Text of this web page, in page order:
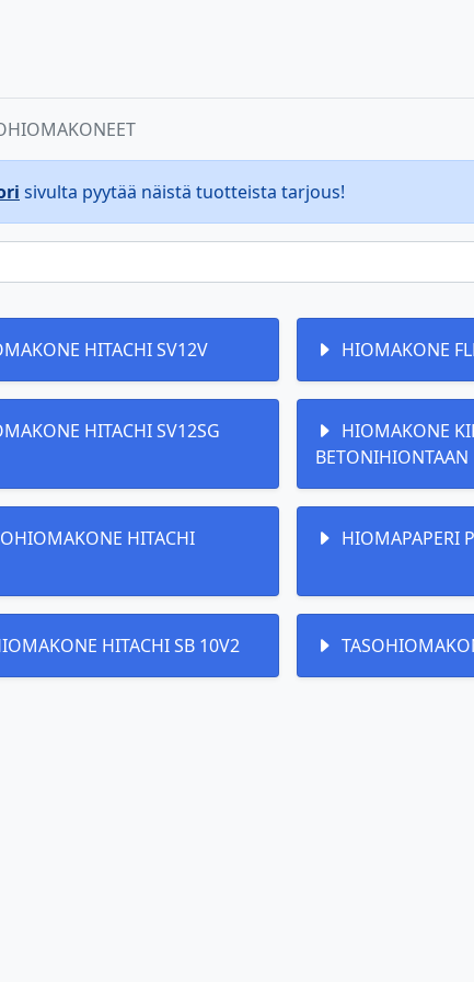
sivulta pyytää näistä tuotteista tarjous!
HITACHI SV12V HIOMAKONE
HITACHI SV12SG
HIOMAKONE
BETONIHIONTAAN
HITACHI
HIOMAPAPERI
HITACHI SB 10V2